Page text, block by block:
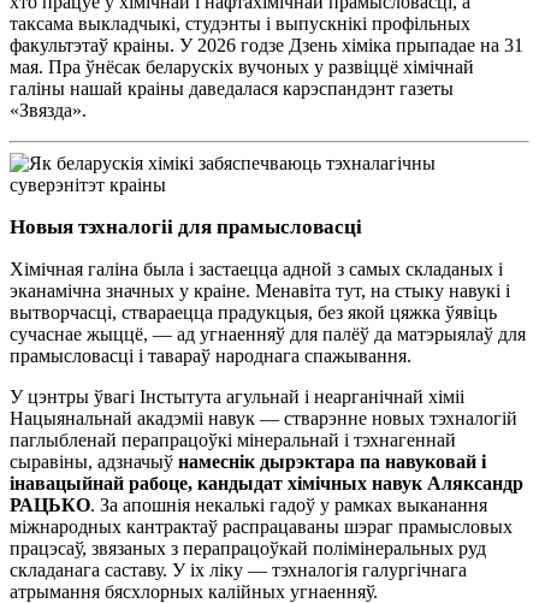
таксама выкладчыкі, студэнты і выпускнікі профільных
факультэтаў краіны. У 2026 годзе Дзень хіміка прыпадае на 31
мая. Пра ўнёсак беларускіх вучоных у развіццё хімічнай
галіны нашай краіны даведалася карэспандэнт газеты
«Звязда».
Новыя тэхналогіі для прамысловасці
Хімічная галіна была і застаецца адной з самых складаных і
эканамічна значных у краіне. Менавіта тут, на стыку навукі і
вытворчасці, ствараецца прадукцыя, без якой цяжка ўявіць
сучаснае жыццё, — ад угнаенняў для палёў да матэрыялаў для
прамысловасці і тавараў народнага спажывання.
У цэнтры ўвагі Інстытута агульнай і неарганічнай хіміі
Нацыянальнай акадэміі навук — стварэнне новых тэхналогій
паглыбленай перапрацоўкі мінеральнай і тэхнагеннай
сыравіны, адзначыў намеснік дырэктара па навуковай і
інавацыйнай рабоце, кандыдат хімічных навук Аляксандр
РАЦЬКО. За апошнія некалькі гадоў у рамках выканання
міжнародных кантрактаў распрацаваны шэраг прамысловых
працэсаў, звязаных з перапрацоўкай полімінеральных руд
складанага саставу. У іх ліку — тэхналогія галургічнага
атрымання бясхлорных калійных угнаенняў.